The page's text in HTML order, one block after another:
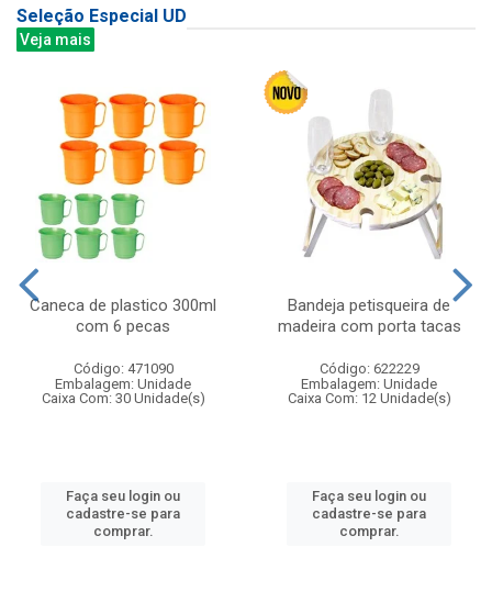
Seleção Especial UD
Veja mais
Caneca de plastico 300ml
com 6 pecas
Código: 471090
Embalagem: Unidade
Caixa Com: 30 Unidade(s)
Faça seu login ou
cadastre-se para
comprar.
Bandeja petisqueira de
madeira com porta tacas
Código: 622229
Embalagem: Unidade
Caixa Com: 12 Unidade(s)
Faça seu login ou
cadastre-se para
comprar.